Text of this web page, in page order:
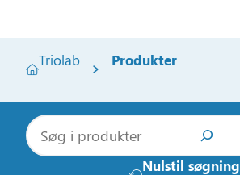
Triolab Produkter
S
ø
g
Nulstil søgning